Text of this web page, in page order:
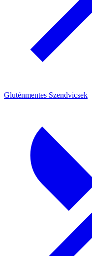
Gluténmentes Szendvicsek